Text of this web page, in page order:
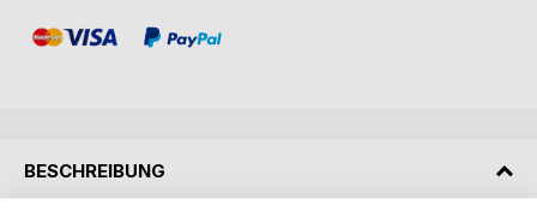
BESCHREIBUNG